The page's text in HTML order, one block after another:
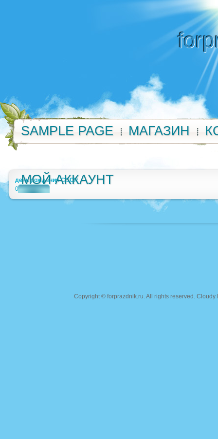
SAMPLE PAGE МАГАЗИН
МОЙ АККАУНТ
день рождения СССР
0
Copyright © forprazdnik.ru. All rights reserved.